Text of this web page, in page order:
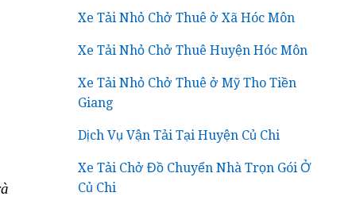
Xe Tải Nhỏ Chở Thuê ở Xã Hóc Môn
Xe Tải Nhỏ Chở Thuê Huyện Hóc Môn
Xe Tải Nhỏ Chở Thuê ở Mỹ Tho Tiền
Giang
Dịch Vụ Vận Tải Tại Huyện Củ Chi
Xe Tải Chở Đồ Chuyển Nhà Trọn Gói Ở
Củ Chi